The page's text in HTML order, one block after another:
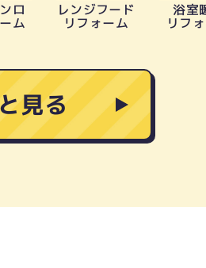
ロ
ム
レンジフード
リフォーム
浴室
リフ
見る